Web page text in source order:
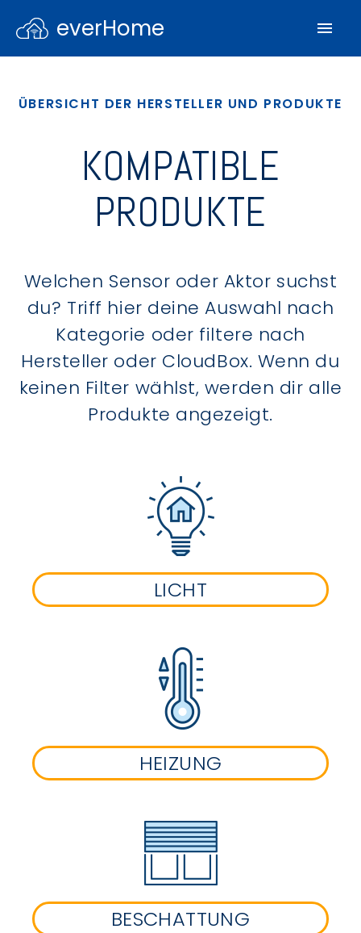
everHome
ÜBERSICHT DER HERSTELLER UND PRODUKTE
KOMPATIBLE
PRODUKTE
Welchen Sensor oder Aktor suchst
du? Triff hier deine Auswahl nach
Kategorie oder filtere nach
Hersteller oder CloudBox. Wenn du
keinen Filter wählst, werden dir alle
Produkte angezeigt.
LICHT
HEIZUNG
BESCHATTUNG